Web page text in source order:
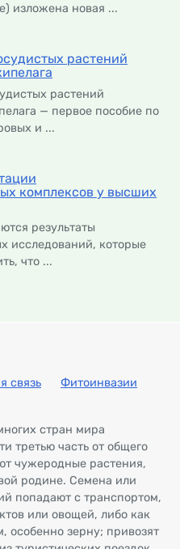
изложена новая ...
растений
растений
— первое пособие по
и ...
комплексов у высших
результаты
исследований, которые
что ...
связь
Фитоинвазии
стран мира
третью часть от общего
чужеродные растения,
родине. Семена или
попадают с транспортом,
или овощей, либо как
особенно зерну; привозят